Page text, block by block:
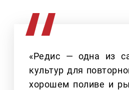
«Редис — одна из
культур для
хорошем поливе и